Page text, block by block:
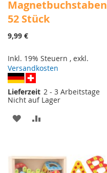
Magnetbuchstaben
52 Stück
9,99 €
Inkl. 19% Steuern , exkl.
Versandkosten
Lieferzeit 2 - 3 Arbeitstage
Nicht auf Lager
ZUR